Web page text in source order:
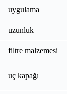
uygulama
uzunluk
filtre malzemesi
uç kapağı